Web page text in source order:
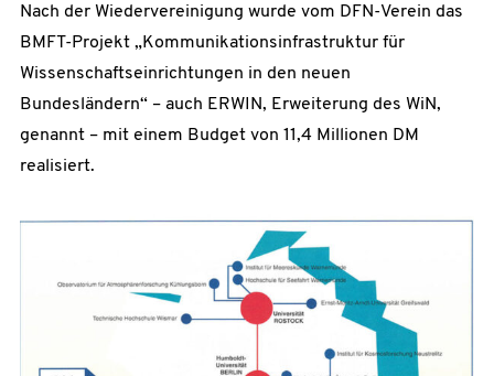
Nach der Wiedervereinigung wurde vom DFN-Verein das
BMFT-Projekt „Kommunikationsinfrastruktur für
Wissenschaftseinrichtungen in den neuen
Bundesländern“ – auch ERWIN, Erweiterung des WiN,
genannt – mit einem Budget von 11,4 Millionen DM
realisiert.